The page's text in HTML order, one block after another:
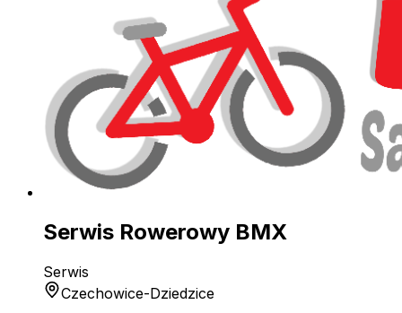
Serwis Rowerowy BMX
Serwis
Czechowice-Dziedzice